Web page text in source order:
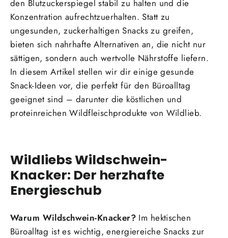
den Blutzuckerspiegel stabil zu halten und die
Konzentration aufrechtzuerhalten. Statt zu
ungesunden, zuckerhaltigen Snacks zu greifen,
bieten sich nahrhafte Alternativen an, die nicht nur
sättigen, sondern auch wertvolle Nährstoffe liefern.
In diesem Artikel stellen wir dir einige gesunde
Snack-Ideen vor, die perfekt für den Büroalltag
geeignet sind – darunter die köstlichen und
proteinreichen Wildfleischprodukte von Wildlieb.
WildliebsWildschwein-
Knacker: Der herzhafte
Energieschub
Warum Wildschwein-Knacker? Im hektischen
Büroalltag ist es wichtig, energiereiche Snacks zur